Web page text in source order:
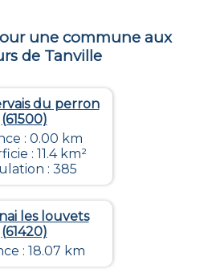
une commune aux
de Tanville
du perron
(61500)
: 0.00 km
: 11.4 km²
: 385
les louvets
(61420)
: 18.07 km